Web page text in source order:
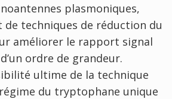
plasmoniques,
de techniques de réduction du
améliorer le rapport signal
ordre de grandeur.
ultime de la technique
régime du tryptophane unique